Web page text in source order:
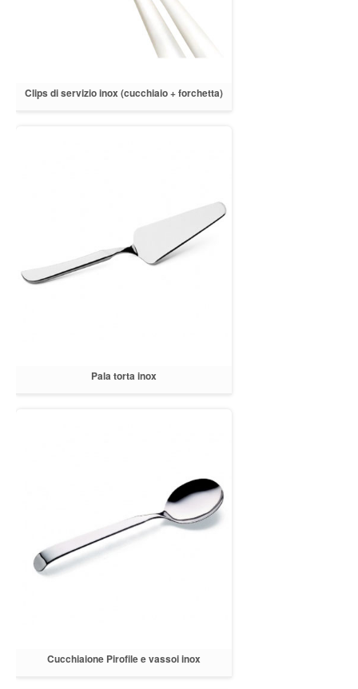
Clips di servizio inox (cucchiaio + forchetta)
Pala torta inox
Cucchiaione Pirofile e vassoi inox